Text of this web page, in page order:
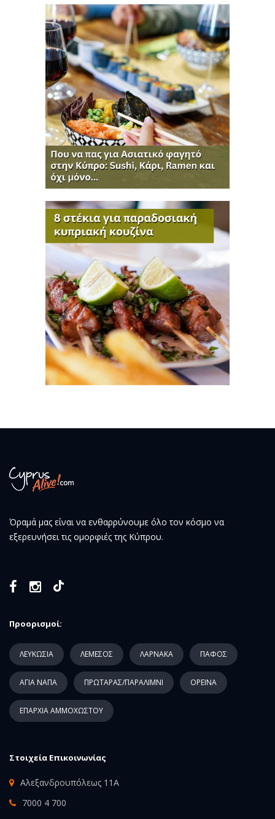
Όραμά μας είναι να ενθαρρύνουμε όλο τον κόσμο να
εξερευνήσει τις ομορφιές της Κύπρου.
Προορισμοί:
ΛΕΥΚΩΣΙΑ ΛΕΜΕΣΟΣ ΛΑΡΝΑΚΑ ΠΑΦΟΣ
ΑΓΙΑ ΝΑΠΑ ΠΡΩΤΑΡΑΣ/ΠΑΡΑΛΙΜΝΙ ΟΡΕΙΝΑ
ΕΠΑΡΧΙΑ ΑΜΜΟΧΩΣΤΟΥ
Στοιχεία Επικοινωνίας
Αλεξανδρουπόλεως 11Α
7000 4 700